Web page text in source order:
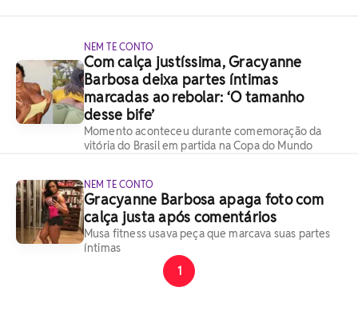
NEM TE CONTO
Com calça justíssima, Gracyanne
Barbosa deixa partes íntimas
marcadas ao rebolar: ‘O tamanho
desse bife’
Momento aconteceu durante comemoração da
vitória do Brasil em partida na Copa do Mundo
NEM TE CONTO
Gracyanne Barbosa apaga foto com
calça justa após comentários
Musa fitness usava peça que marcava suas partes
íntimas
1